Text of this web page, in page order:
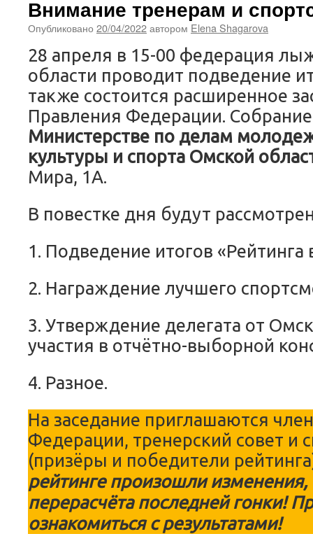
Внимание тренерам и
Опубликовано 20/04/2022автором Elena Shagarova
28 апреля в 15-00 федерация
области проводит подведение
также состоится расширенное
Правления Федерации. Собрание
Министерстве по делам
культуры и спорта Омской
Мира, 1А.
В повестке дня будут
1. Подведение итогов «Рейтинга
2. Награждение лучшего
3. Утверждение делегата от
участия в отчётно-выборной
4. Разное.
На заседание приглашаются
Федерации, тренерский совет и
(призёры и победители
рейтинге произошли изменения,
перерасчёта последней гонки!
ознакомиться с результатами!